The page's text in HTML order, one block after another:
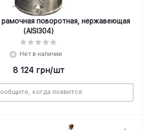
поворотная, нержавеющая
(AISI304)
Нет в наличии
8 124грн/шт
когда появится